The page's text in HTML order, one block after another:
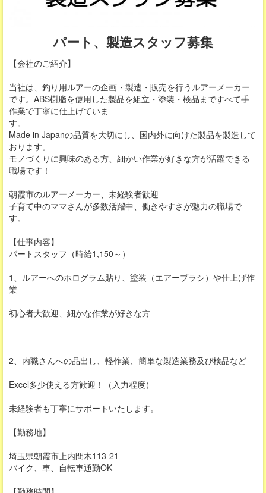
パート、製造スタッフ募集
【会社のご紹介】
当社は、釣り用ルアーの企画・製造・販売を行うルアーメーカー
です。ABS樹脂を使用した製品を組立・塗装・検品まですべて手
作業で丁寧に仕上げていま
す。
Made in Japanの品質を大切にし、国内外に向けた製品を製造して
おります。
モノづくりに興味のある方、細かい作業が好きな方が活躍できる
職場です！
朝霞市のルアーメーカー、未経験者歓迎
子育て中のママさんが多数活躍中、働きやすさが魅力の職場で
す。
【仕事内容】
パートスタッフ（時給1,150～）
1、ルアーへのホログラム貼り、塗装（エアーブラシ）や仕上げ作
業
初心者大歓迎、細かな作業が好きな方
2、内職さんへの品出し、軽作業、簡単な製造業務及び検品など
Excel多少使える方歓迎！（入力程度）
未経験者も丁寧にサポートいたします。
【勤務地】
埼玉県朝霞市上内間木113-21
バイク、車、自転車通勤OK